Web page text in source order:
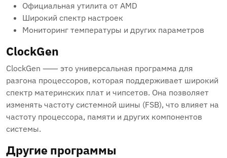
Официальная утилита от AMD
Широкий спектр настроек
Мониторинг температуры и других параметров
ClockGen
ClockGen ⸺ это универсальная программа для
разгона процессоров, которая поддерживает широкий
спектр материнских плат и чипсетов. Она позволяет
изменять частоту системной шины (FSB), что влияет на
частоту процессора, памяти и других компонентов
системы.
Другие программы